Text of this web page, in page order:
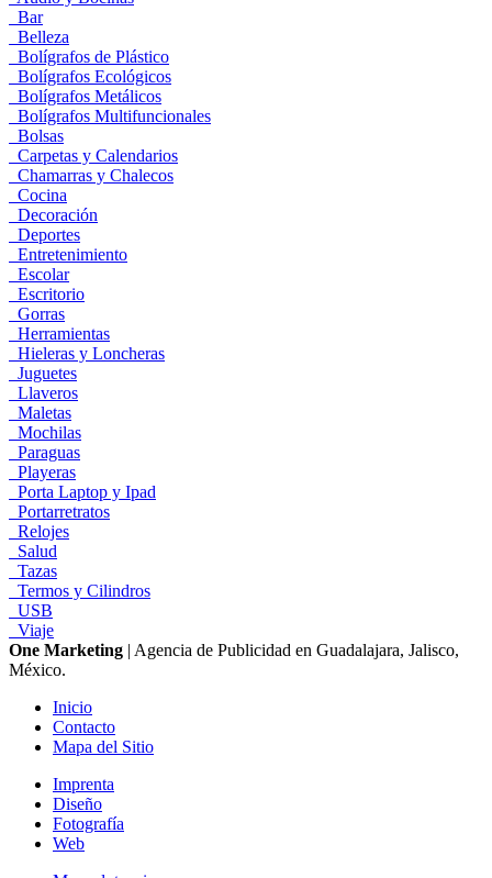
Bar
Belleza
Bolígrafos de Plástico
Bolígrafos Ecológicos
Bolígrafos Metálicos
Bolígrafos Multifuncionales
Bolsas
Carpetas y Calendarios
Chamarras y Chalecos
Cocina
Decoración
Deportes
Entretenimiento
Escolar
Escritorio
Gorras
Herramientas
Hieleras y Loncheras
Juguetes
Llaveros
Maletas
Mochilas
Paraguas
Playeras
Porta Laptop y Ipad
Portarretratos
Relojes
Salud
Tazas
Termos y Cilindros
USB
Viaje
One Marketing | Agencia de Publicidad en Guadalajara, Jalisco,
México.
Inicio
Contacto
Mapa del Sitio
Imprenta
Diseño
Fotografía
Web